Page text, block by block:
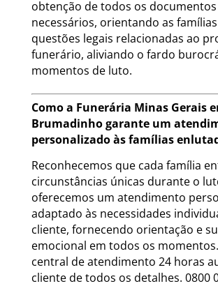
obtenção de todos os documentos
necessários, orientando as
questões legais relacionadas ao
funerário, aliviando o fardo
momentos de luto.
Como a Funerária Minas Gerais
Brumadinho garante um
personalizado às famílias
Reconhecemos que cada família
circunstâncias únicas durante o
oferecemos um atendimento
adaptado às necessidades
cliente, fornecendo orientação e
emocional em todos os
central de atendimento 24 horas
cliente de todos os detalhes. 0800